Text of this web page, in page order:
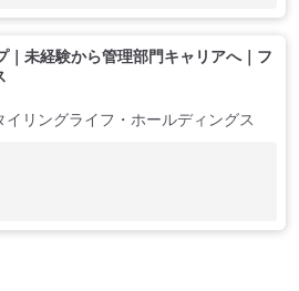
｜未経験から管理部門キャリアへ｜フ
イリングライフ・ホールディングス